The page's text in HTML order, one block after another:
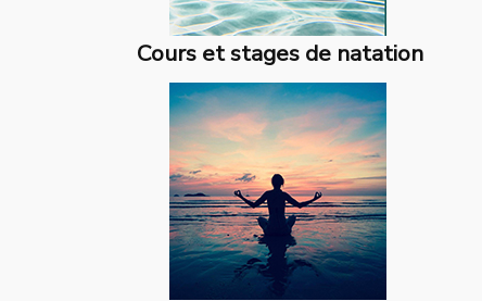
Cours et stages de natation